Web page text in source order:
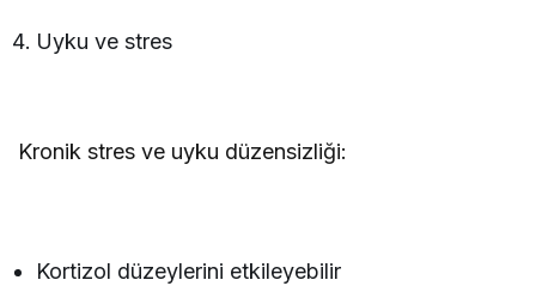
Uyku ve stres
Kronik stres ve uyku düzensizliği:
Kortizol düzeylerini etkileyebilir